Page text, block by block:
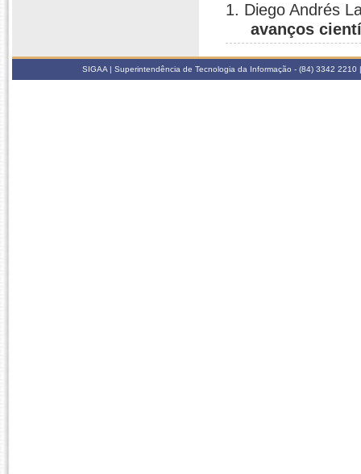
1. Diego Andrés
avanços
SIGAA | Superintendência de Tecnologia da Informação - (84) 3342